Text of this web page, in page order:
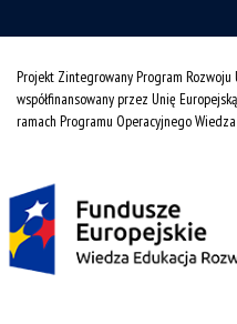
Projekt Zintegrowany Program
współfinansowany przez Unię
ramach Programu Operacyjnego